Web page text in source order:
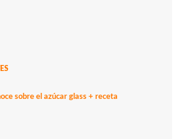
sobre el azúcar glass + receta